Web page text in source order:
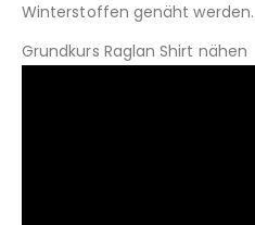
Winterstoffen genäht werden.
Grundkurs Raglan Shirt nähen